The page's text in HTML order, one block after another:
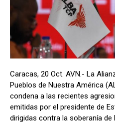
Caracas, 20 Oct. AVN.- La
Pueblos de Nuestra América
condena a las recientes
emitidas por el presidente de
dirigidas contra la soberanía de